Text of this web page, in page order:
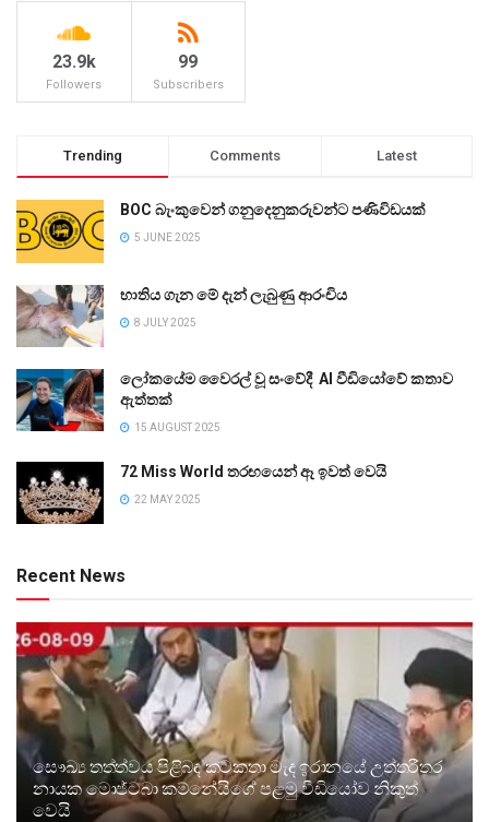
23.9k
Followers
99
Subscribers
Trending Comments Latest
BOC බැංකුවෙන් ගනුදෙනුකරුවන්ට පණිවිඩයක්
5 JUNE 2025
භාතිය ගැන මේ දැන් ලැබුණු ආරංචිය
8 JULY 2025
ලෝකයේම වෛරල් වූ සංවේදී AI වීඩියෝවේ කතාව
ඇත්තක්
15 AUGUST 2025
72 Miss World තරඟයෙන් ඈ ඉවත් වෙයි
22 MAY 2025
Recent News
සෞඛ්‍ය තත්ත්වය පිළිබඳ කටකතා මැද ඉරානයේ උත්තරීතර
නායක මොජ්ටබා කම්නේයිගේ පළමු වීඩියෝව නිකුත්
වෙයි